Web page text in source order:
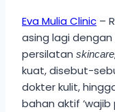
Eva Mulia Clinic –
asing lagi
persilatan skincare
kuat, disebut-
dokter kulit,
bahan aktif ‘wajib